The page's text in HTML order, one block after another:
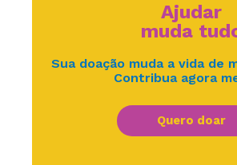
Ajudar
muda
Sua doação muda a vida de
Contribua agora
Quero doar